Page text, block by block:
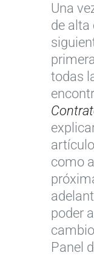
Una
de alta
todas
como
poder
Panel